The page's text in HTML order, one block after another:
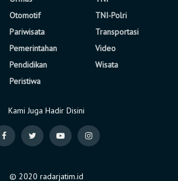
Otomotif
Pariwisata
Pemerintahan
Pendidikan
Peristiwa
TNI-Polri
Transportasi
Video
Wisata
Kami Juga Hadir Disini
© 2020 radarjatim.id